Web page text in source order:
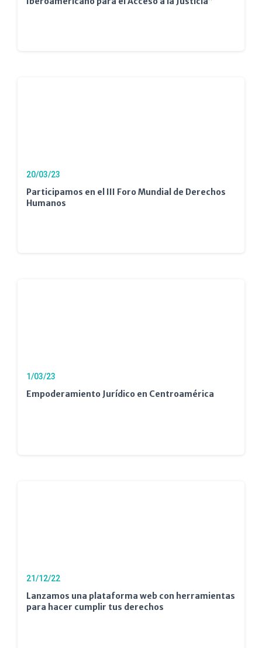
20/03/23
Participamos en el III Foro Mundial de Derechos
Humanos
1/03/23
Empoderamiento Jurídico en Centroamérica
21/12/22
Lanzamos una plataforma web con herramientas
para hacer cumplir tus derechos